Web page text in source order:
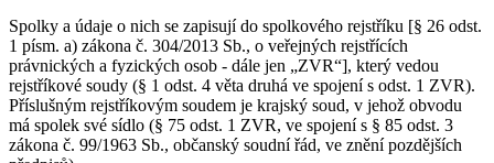
Spolky a údaje o nich se zapisují do spolkového rejstříku [§ 26 odst.
1 písm. a) zákona č. 304/2013 Sb., o veřejných rejstřících
právnických a fyzických osob - dále jen „ZVR“], který vedou
rejstříkové soudy (§ 1 odst. 4 věta druhá ve spojení s odst. 1 ZVR).
Příslušným rejstříkovým soudem je krajský soud, v jehož obvodu
má spolek své sídlo (§ 75 odst. 1 ZVR, ve spojení s § 85 odst. 3
zákona č. 99/1963 Sb., občanský soudní řád, ve znění pozdějších